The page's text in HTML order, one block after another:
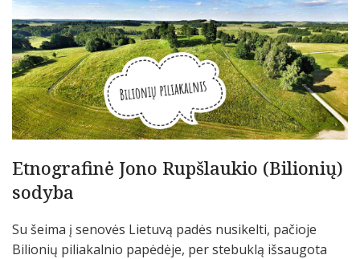
Etnografinė Jono Rupšlaukio (Bilionių)
sodyba
Su šeima į senovės Lietuvą padės nusikelti, pačioje
Bilionių piliakalnio papėdėje, per stebuklą išsaugota